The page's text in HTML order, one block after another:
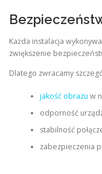
Każda instalacja
zwiększenie
Dlatego zwracamy
jakość obrazu w
odporność
stabilność
zabezpieczenia